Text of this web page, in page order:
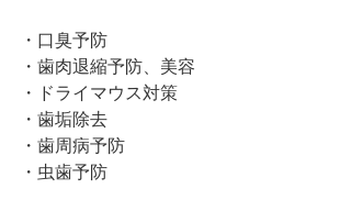
・口臭予防
・歯肉退縮予防、美容
・ドライマウス対策
・歯垢除去
・歯周病予防
・虫歯予防